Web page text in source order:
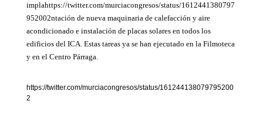
implahttps://twitter.com/murciacongresos/status/1612441380797
952002ntación de nueva maquinaria de calefacción y aire
acondicionado e instalación de placas solares en todos los
edificios del ICA. Estas tareas ya se han ejecutado en la Filmoteca
y en el Centro Párraga.
https://twitter.com/murciacongresos/status/161244138079795200
2